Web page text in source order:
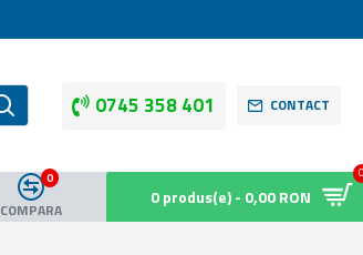
0745 358 401 CONTACT
COMPARA
0
0 produs(e) - 0,00 RON